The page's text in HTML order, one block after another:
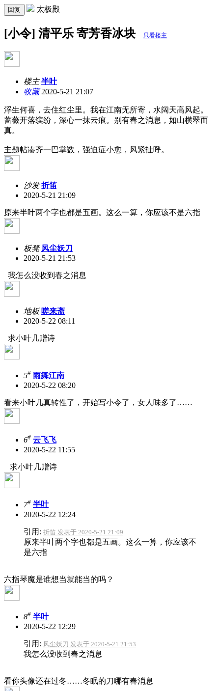
回复 太极殿
[小令] 清平乐 寄芳香冰块 只看楼主
楼主 半叶
收藏2020-5-21 21:07
浮生何喜，去住红尘里。我在江南无所寄，水阔天高风起。
蔷薇开落缤纷，深心一抹云痕。别有春之消息，如山横翠而
真。
主题帖凑齐一巴掌数，强迫症小愈，风紧扯呼。
沙发 折笛
2020-5-21 21:09
原来半叶两个字也都是五画。这么一算，你应该不是六指
板凳 风尘妖刀
2020-5-21 21:53
我怎么没收到春之消息
地板 嗟来斋
2020-5-22 08:11
求小叶几赠诗
5# 雨舞江南
2020-5-22 08:20
看来小叶几真转性了，开始写小令了，女人味多了……
6# 云飞飞
2020-5-22 11:55
求小叶几赠诗
7# 半叶
2020-5-22 12:24
引用: 折笛 发表于 2020-5-21 21:09
原来半叶两个字也都是五画。这么一算，你应该不
是六指
六指琴魔是谁想当就能当的吗？
8# 半叶
2020-5-22 12:29
引用: 风尘妖刀 发表于 2020-5-21 21:53
我怎么没收到春之消息
看你头像还在过冬……冬眠的刀哪有春消息